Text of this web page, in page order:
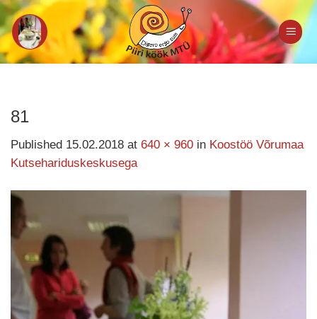
Skip
to
content
81
Published 15.02.2018 at 640 × 960 in Koostöö Võrumaa
Kutsehariduskeskusega